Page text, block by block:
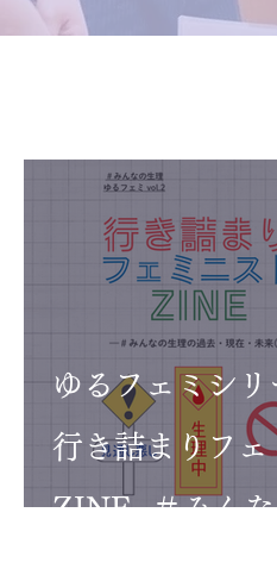
ゆるフェミシリ
行き詰まりフェ
ZINE~＃みんな